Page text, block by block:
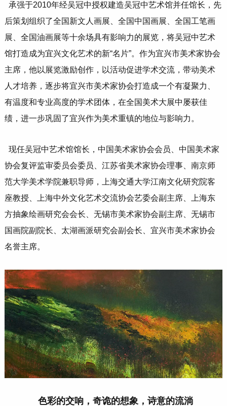
承强于2010年经吴冠中授权建造吴冠中艺术馆并任馆长，先
后策划组织了全国新文人画展、全国中国画展、全国工笔画
展、全国油画展等十余场具有影响力的展览，将吴冠中艺术
馆打造成为宜兴文化艺术的新“名片”。作为宜兴市美术家协会
主席，他以展览激励创作，以活动促进学术交流，带动美术
人才培养，逐步将宜兴市美术家协会打造成一个有凝聚力、
有温度和专业高度的学术团体，在全国美术大展中屡获佳
绩，进一步巩固了宜兴作为美术重镇的地位与影响力。
现任吴冠中艺术馆馆长，中国美术家协会会员、中国美术家
协会复评监审委员会委员、江苏省美术家协会理事、南京师
范大学美术学院兼职导师，上海交通大学江南文化研究院客
座教授、上海中外文化艺术交流协会艺委会副主席、上海东
方抽象绘画研究会会长、无锡市美术家协会副主席、无锡市
国画院副院长、太湖画派研究会副会长、宜兴市美术家协会
名誉主席。
色彩的交响，奇诡的想象，诗意的流淌